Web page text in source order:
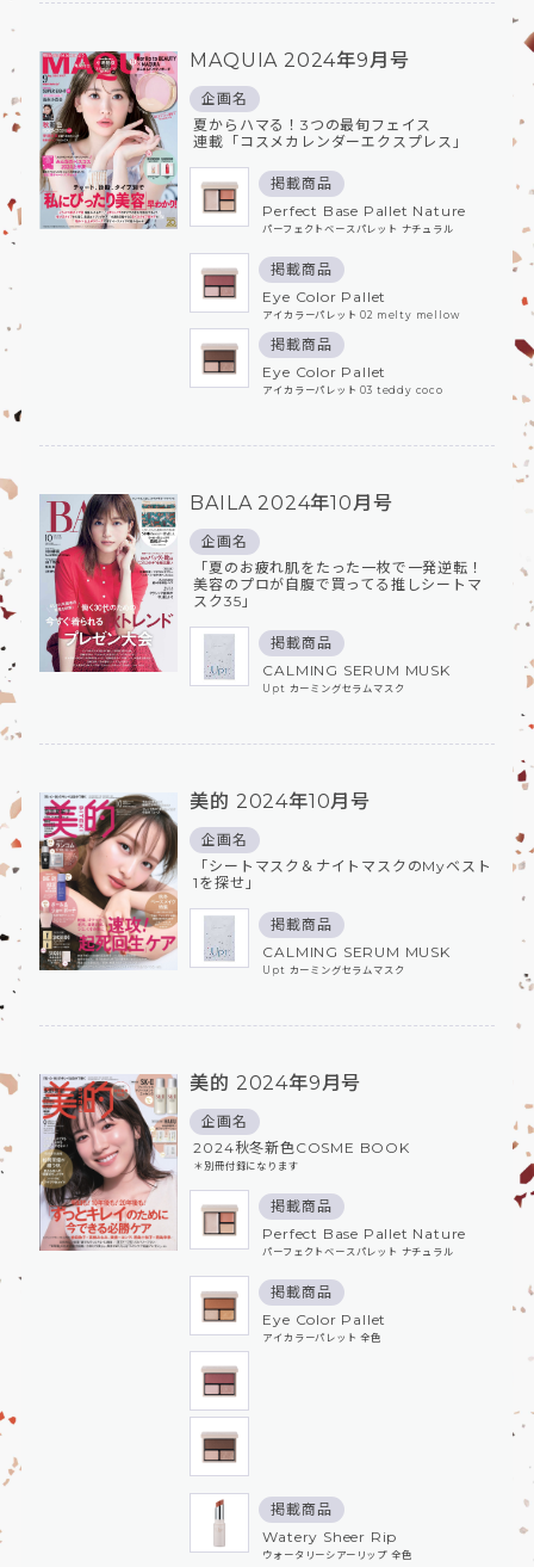
MAQUIA 2024年9月号
企画名
夏からハマる！3つの最旬フェイス
連載「コスメカレンダーエクスプレス」
掲載商品
Perfect Base Pallet Nature
パーフェクトベースパレット ナチュラル
掲載商品
Eye Color Pallet
アイカラーパレット 02 melty mellow
掲載商品
Eye Color Pallet
アイカラーパレット 03 teddy coco
BAILA 2024年10月号
企画名
「夏のお疲れ肌をたった一枚で一発逆転！
美容のプロが自腹で買ってる推しシートマ
スク35」
掲載商品
CALMING SERUM MUSK
Upt カーミングセラムマスク
美的 2024年10月号
企画名
「シートマスク＆ナイトマスクのMyベスト
1を探せ」
掲載商品
CALMING SERUM MUSK
Upt カーミングセラムマスク
美的 2024年9月号
企画名
2024秋冬新色COSME BOOK
＊別冊付録になります
掲載商品
Perfect Base Pallet Nature
パーフェクトベースパレット ナチュラル
掲載商品
Eye Color Pallet
アイカラーパレット 全色
掲載商品
Watery Sheer Rip
ウォータリーシアーリップ 全色